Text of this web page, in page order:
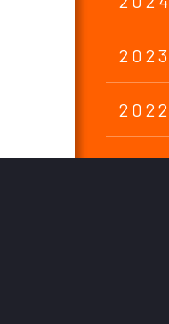
2023
2022
2021